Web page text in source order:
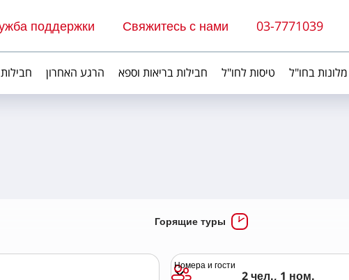
03-7771039
Свяжитесь с нами
поддержки
הרגע האחרון חבילות בריאות וספא טיסות לחו"ל מלונות בחו"ל
Горящие туры
Номера и гости